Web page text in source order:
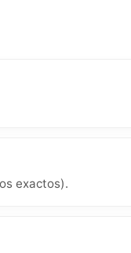
exactos).